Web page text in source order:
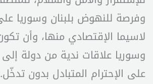
وفرصة للنهوض بلبنان وسوريا
لاسيما الإقتصادي منها، وأن
وسوريا علاقات ندية من دولة
على الإحترام المتبادل بدون تدخّل.